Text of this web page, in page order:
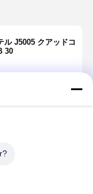
ル J5005 クアッドコ
30